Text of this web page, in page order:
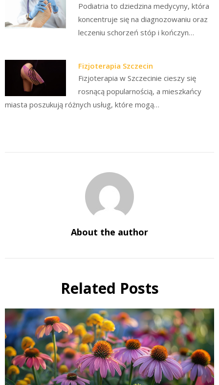
Podiatria to dziedzina medycyny, która
koncentruje się na diagnozowaniu oraz
leczeniu schorzeń stóp i kończyn…
Fizjoterapia Szczecin
Fizjoterapia w Szczecinie cieszy się
rosnącą popularnością, a mieszkańcy
miasta poszukują różnych usług, które mogą…
About the author
Related Posts